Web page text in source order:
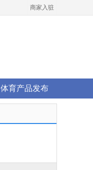
商家入驻
体育产品发布